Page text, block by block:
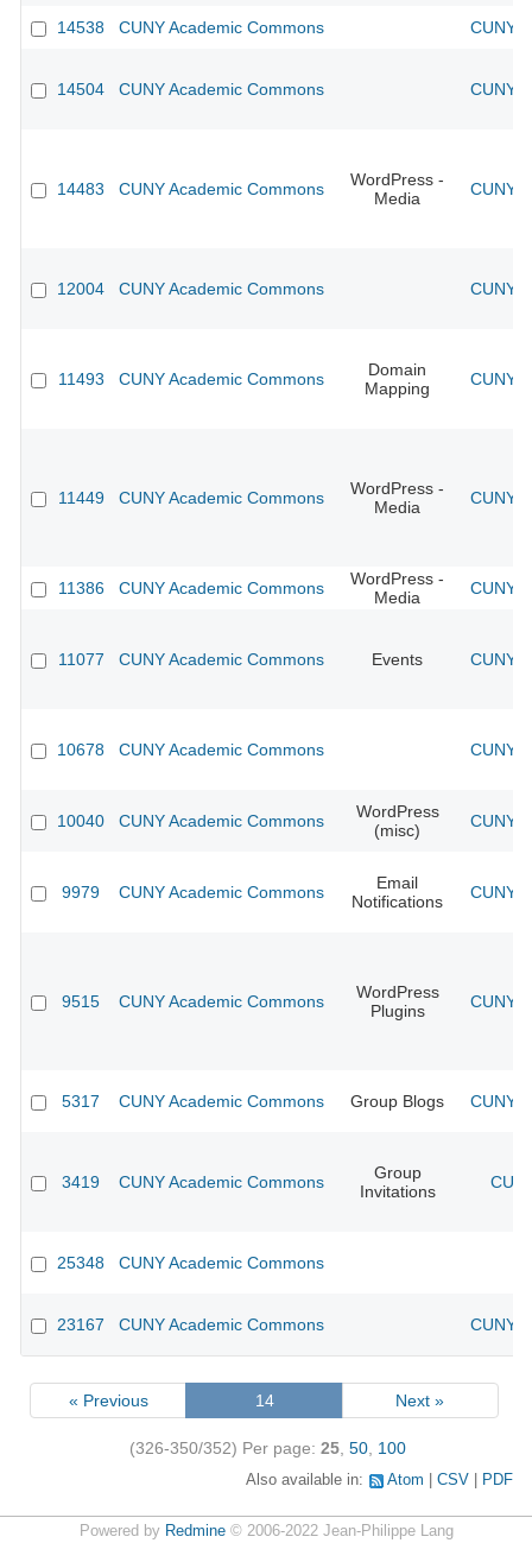
14538 CUNY Academic Commons CUNY
14504 CUNY Academic Commons CUNY
14483 CUNY Academic Commons
WordPress -
Media
CUNY
12004 CUNY Academic Commons CUNY
11493 CUNY Academic Commons
Domain
Mapping
CUNY
11449 CUNY Academic Commons
WordPress -
Media
CUNY
11386 CUNY Academic Commons
WordPress -
Media
CUNY
11077 CUNY Academic Commons Events CUNY
10678 CUNY Academic Commons CUNY
10040 CUNY Academic Commons
WordPress
(misc)
CUNY
9979 CUNY Academic Commons
Email
Notifications
CUNY
9515 CUNY Academic Commons
WordPress
Plugins
CUNY
5317 CUNY Academic Commons Group Blogs CUNY
3419 CUNY Academic Commons
Group
Invitations
25348 CUNY Academic Commons
23167 CUNY Academic Commons CUNY
« Previous 14 Next »
(326-350/352) Per page: 25 50 100
Also available in: Atom CSV PDF
Powered by Redmine© 2006-2022 Jean-Philippe Lang